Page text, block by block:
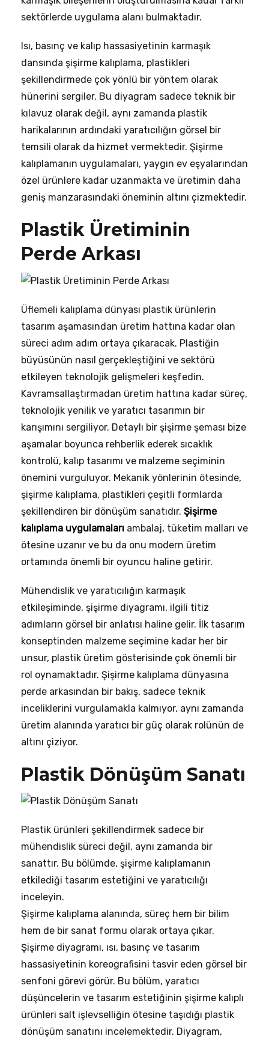
sektörlerde uygulama alanı bulmaktadır.
Isı, basınç ve kalıp hassasiyetinin karmaşık
dansında şişirme kalıplama, plastikleri
şekillendirmede çok yönlü bir yöntem olarak
hünerini sergiler. Bu diyagram sadece teknik bir
kılavuz olarak değil, aynı zamanda plastik
harikalarının ardındaki yaratıcılığın görsel bir
temsili olarak da hizmet vermektedir. Şişirme
kalıplamanın uygulamaları, yaygın ev eşyalarından
özel ürünlere kadar uzanmakta ve üretimin daha
geniş manzarasındaki öneminin altını çizmektedir.
Plastik Üretiminin
Perde Arkası
Üflemeli kalıplama dünyası plastik ürünlerin
tasarım aşamasından üretim hattına kadar olan
süreci adım adım ortaya çıkaracak. Plastiğin
büyüsünün nasıl gerçekleştiğini ve sektörü
etkileyen teknolojik gelişmeleri keşfedin.
Kavramsallaştırmadan üretim hattına kadar süreç,
teknolojik yenilik ve yaratıcı tasarımın bir
karışımını sergiliyor. Detaylı bir şişirme şeması bize
aşamalar boyunca rehberlik ederek sıcaklık
kontrolü, kalıp tasarımı ve malzeme seçiminin
önemini vurguluyor. Mekanik yönlerinin ötesinde,
şişirme kalıplama, plastikleri çeşitli formlarda
şekillendiren bir dönüşüm sanatıdır. Şişirme
kalıplama uygulamaları ambalaj, tüketim malları ve
ötesine uzanır ve bu da onu modern üretim
ortamında önemli bir oyuncu haline getirir.
Mühendislik ve yaratıcılığın karmaşık
etkileşiminde, şişirme diyagramı, ilgili titiz
adımların görsel bir anlatısı haline gelir. İlk tasarım
konseptinden malzeme seçimine kadar her bir
unsur, plastik üretim gösterisinde çok önemli bir
rol oynamaktadır. Şişirme kalıplama dünyasına
perde arkasından bir bakış, sadece teknik
inceliklerini vurgulamakla kalmıyor, aynı zamanda
üretim alanında yaratıcı bir güç olarak rolünün de
altını çiziyor.
Plastik Dönüşüm Sanatı
Plastik ürünleri şekillendirmek sadece bir
mühendislik süreci değil, aynı zamanda bir
sanattır. Bu bölümde, şişirme kalıplamanın
etkilediği tasarım estetiğini ve yaratıcılığı
inceleyin.
Şişirme kalıplama alanında, süreç hem bir bilim
hem de bir sanat formu olarak ortaya çıkar.
Şişirme diyagramı, ısı, basınç ve tasarım
hassasiyetinin koreografisini tasvir eden görsel bir
senfoni görevi görür. Bu bölüm, yaratıcı
düşüncelerin ve tasarım estetiğinin şişirme kalıplı
ürünleri salt işlevselliğin ötesine taşıdığı plastik
dönüşüm sanatını incelemektedir. Diyagram,